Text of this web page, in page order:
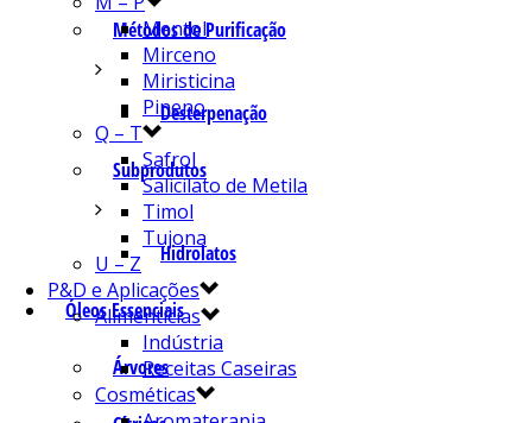
Métodos de Purificação
Desterpenação
Subprodutos
Hidrolatos
Óleos Essenciais
Árvores
Mentol
Mirceno
Miristicina
Pineno
Q – T
Safrol
Salicilato de Metila
Timol
Tujona
U – Z
P&D e Aplicações
Alimentícias
Indústria
Receitas Caseiras
Cosméticas